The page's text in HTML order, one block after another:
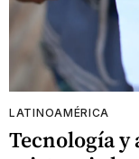
LATINOAMÉRICA
Tecnología y